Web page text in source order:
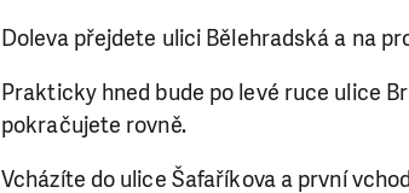
Doleva přejdete ulici Bělehradská a na
Prakticky hned bude po levé ruce ulice
pokračujete rovně.
Vcházíte do ulice Šafaříkova a první